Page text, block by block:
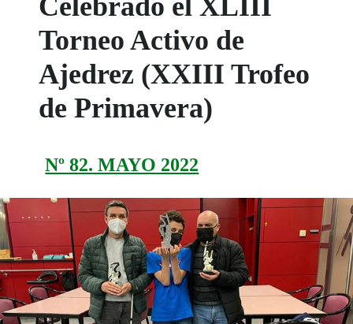
Torneo Activo de
Ajedrez (XXIII Trofeo
de Primavera)
Nº 82. MAYO 2022